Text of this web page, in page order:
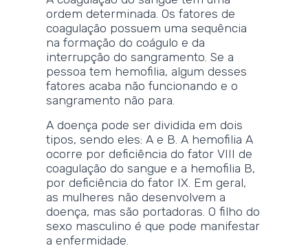
ordem determinada. Os fatores de
coagulação possuem uma sequência
na formação do coágulo e da
interrupção do sangramento. Se a
pessoa tem hemofilia, algum desses
fatores acaba não funcionando e o
sangramento não para.
A doença pode ser dividida em dois
tipos, sendo eles: A e B. A hemofilia A
ocorre por deficiência do fator VIII de
coagulação do sangue e a hemofilia B,
por deficiência do fator IX. Em geral,
as mulheres não desenvolvem a
doença, mas são portadoras. O filho do
sexo masculino é que pode manifestar
a enfermidade.